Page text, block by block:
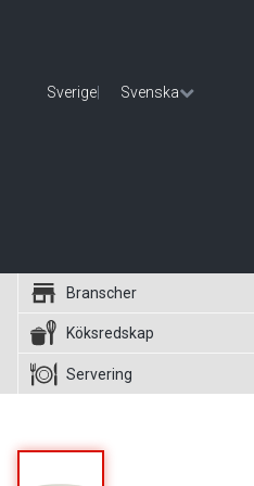
Sverige Svenska
Branscher
Köksredskap
Servering